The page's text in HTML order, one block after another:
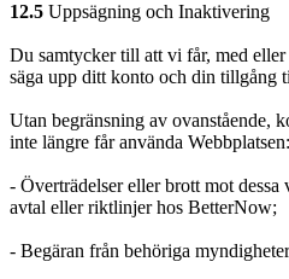
12.5 Uppsägning och Inaktivering
Du samtycker till att vi får, med
säga upp ditt konto och din tillgång
Utan begränsning av ovanstående,
inte längre får använda Webbplatsen:
- Överträdelser eller brott mot
avtal eller riktlinjer hos BetterNow;
- Begäran från behöriga